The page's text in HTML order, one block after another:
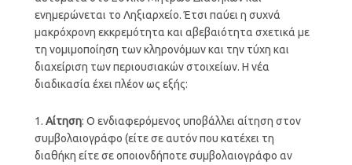
ενημερώνεται το Ληξιαρχείο. Έτσι παύει η συχνά
μακρόχρονη εκκρεμότητα και αβεβαιότητα σχετικά με
τη νομιμοποίηση των κληρονόμων και την τύχη και
διαχείριση των περιουσιακών στοιχείων. Η νέα
διαδικασία έχει πλέον ως εξής:
Αίτηση: Ο ενδιαφερόμενος υποβάλλει αίτηση στον
συμβολαιογράφο (είτε σε αυτόν που κατέχει τη
διαθήκη είτε σε οποιονδήποτε συμβολαιογράφο αν